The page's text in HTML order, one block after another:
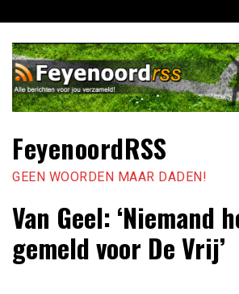
naar
inhoud
FeyenoordRSS
GEEN WOORDEN MAAR DADEN!
Van Geel: ‘Niemand
gemeld voor De Vrij’